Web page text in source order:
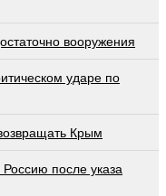
вооружения
ударе по
Крым
после указа